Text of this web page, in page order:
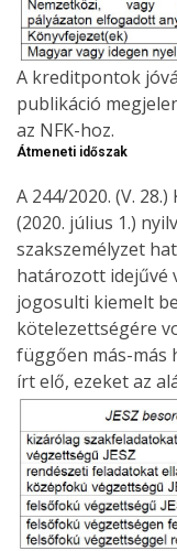
A kreditpontok
publikáció
az NFK-hoz.
Átmeneti időszak
A 244/2020. (V.
(2020. július 1.)
szakszemélyzet
határozott idejűvé
jogosulti kiemelt
kötelezettségére
függően más-más
írt elő, ezeket az